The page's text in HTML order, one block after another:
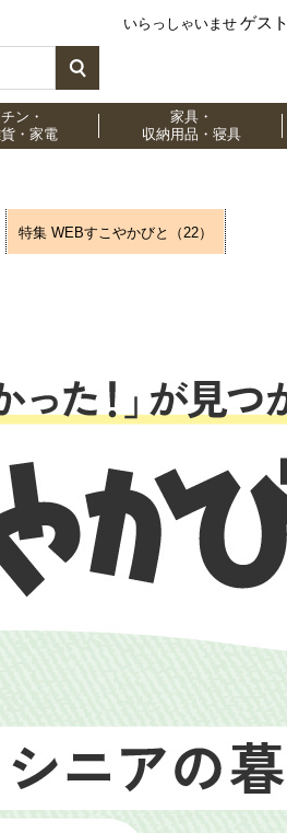
いらっしゃいませ ゲスト
ン・
・家電
家具・
収納用品・寝具
特集 WEBすこやかびと（22）